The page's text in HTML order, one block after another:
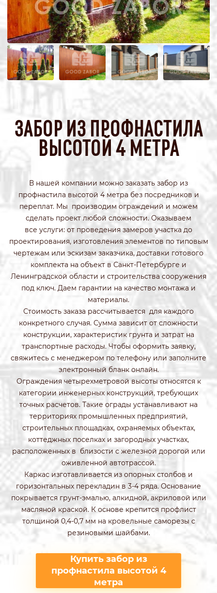
ЗАБОР ИЗ ПРОФНАСТИЛА
ВЫСОТОЙ 4 МЕТРА
В нашей компании можно заказать забор из
профнастила высотой 4 метра без посредников и
переплат. Мы производим ограждений и можем
сделать проект любой сложности. Оказываем
все услуги: от проведения замеров участка до
проектирования, изготовления элементов по типовым
чертежам или эскизам заказчика, доставки готового
комплекта на объект в Санкт-Петербурге и
Ленинградской области и строительства сооружения
под ключ. Даем гарантии на качество монтажа и
материалы.
Стоимость заказа рассчитывается для каждого
конкретного случая. Сумма зависит от сложности
конструкции, характеристик грунта и затрат на
транспортные расходы. Чтобы оформить заявку,
свяжитесь с менеджером по телефону или заполните
электронный бланк онлайн.
Ограждения четырехметровой высоты относятся к
категории инженерных конструкций, требующих
точных расчетов. Такие ограды устанавливают на
территориях промышленных предприятий,
строительных площадках, охраняемых объектах,
коттеджных поселках и загородных участках,
расположенных в близости с железной дорогой или
оживленной автотрассой.
Каркас изготавливается из опорных столбов и
горизонтальных перекладин в 3-4 ряда. Основание
покрывается грунт-эмалью, алкидной, акриловой или
масляной краской. К основе крепится профлист
толщиной 0,4-0,7 мм на кровельные саморезы с
резиновыми шайбами.
Купить забор из
профнастила высотой 4
метра